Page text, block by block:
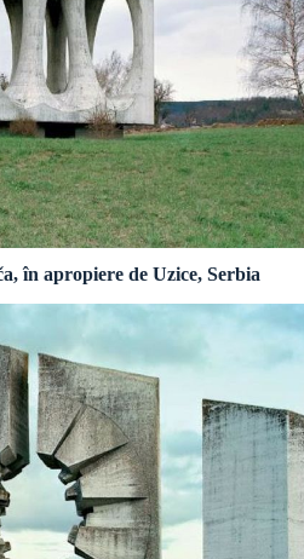
în apropiere de Uzice, Serbia